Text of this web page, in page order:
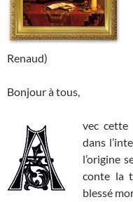
Renaud)
Bonjour à tous,
vec cette
dans
l’origine
conte la
blessé